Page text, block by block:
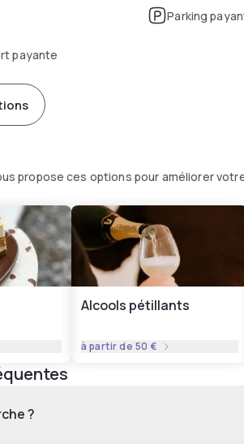
Parking
payante
propose ces options pour améliorer
Alcools pétillants
à partir de 50 €
?